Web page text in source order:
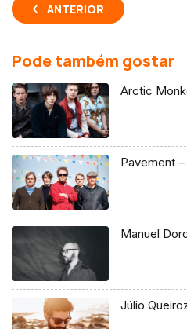
ANTERIOR
Pode também gostar
Arctic
Pavement
Manuel
Júlio